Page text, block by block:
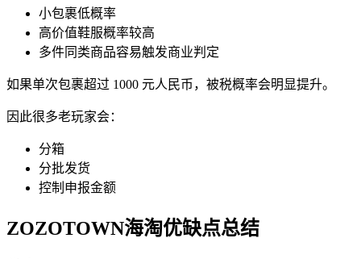
小包裹低概率
高价值鞋服概率较高
多件同类商品容易触发商业判定
如果单次包裹超过 1000 元人民币，被税概率会明显提升。
因此很多老玩家会：
分箱
分批发货
控制申报金额
ZOZOTOWN海淘优缺点总结